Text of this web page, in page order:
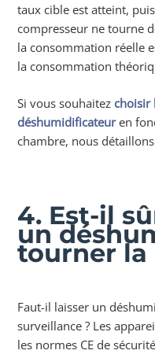
taux cible est atteint,
compresseur ne tourne
la consommation réelle
la consommation
Si vous souhaitezchoisir
déshumidificateuren
chambre, nous
4. Est-il
un
tourner la
Faut-il laisser un
surveillance ? Les
les normes CE de